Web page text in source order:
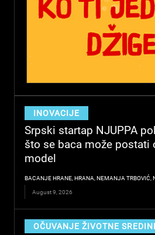
INOVACIJE
Srpski startap NJUPPA
što se baca može postati
model
BACANJE HRANE,HRANA,NEMANJA TRBOVIĆ,
August 9, 2026
OČUVANJE ŽIVOTNE